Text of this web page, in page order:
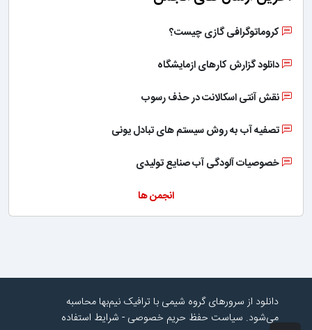
کروماتوگرافی گازی چیست؟
دانلود گزارش کارهای ازمایشگاه
نقش آنتی اسکالانت در حذف رسوب
تصفیه آب به روش سیستم های تبادل یونی
خصوصیات آلودگی آب صنایع تولیدی
انجمن ها
دانلود از سرورهای گروه شیمی با ترافیک نیم‌بها محاسبه
می‌شود. سیاست حفظ حریم خصوصی - شرایط استفاده